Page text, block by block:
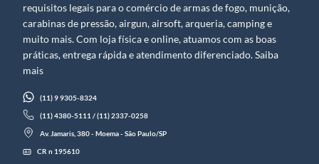
requisitos legais para o comércio de armas de fogo, munição,
carabinas de pressão, airgun, airsoft, arqueria, camping e
muito mais. Com loja física e online, atuamos com as boas
práticas, entrega rápida e atendimento diferenciado. Saiba
mais
(11) 9 9305-8324
(11) 4380-5111 / (11) 2337-0258
Av. Jamaris, 380 - Moema - São Paulo/SP
CR n 195610